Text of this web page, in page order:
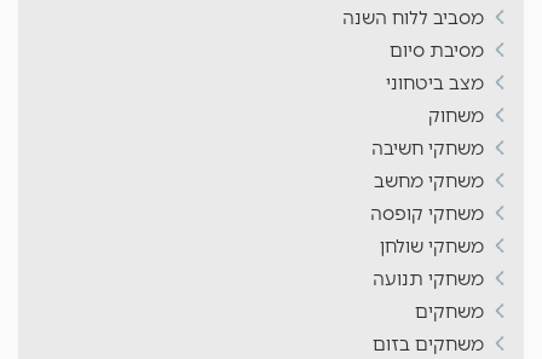
מסביב ללוח השנה
מסיבת סיום
מצב ביטחוני
משחוק
משחקי חשיבה
משחקי מחשב
משחקי קופסה
משחקי שולחן
משחקי תנועה
משחקים
משחקים בזום